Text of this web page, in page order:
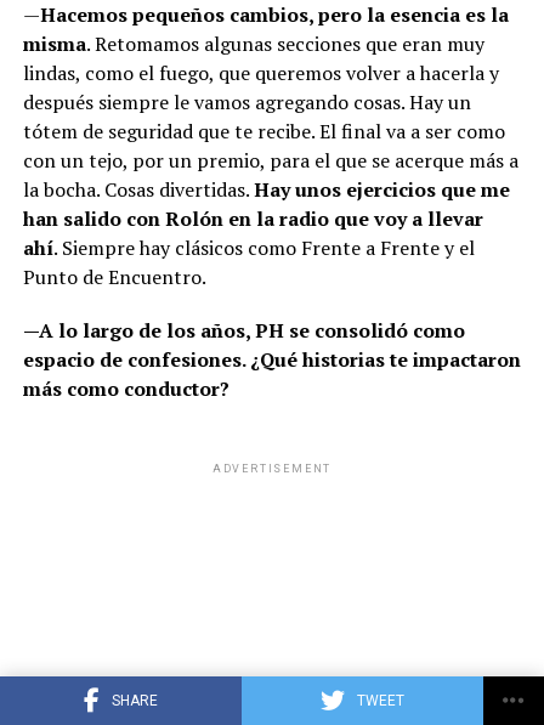
SHARE TWEET
—Hacemos pequeños cambios, pero la esencia es la
misma. Retomamos algunas secciones que eran muy
lindas, como el fuego, que queremos volver a hacerla y
después siempre le vamos agregando cosas. Hay un
tótem de seguridad que te recibe. El final va a ser como
con un tejo, por un premio, para el que se acerque más a
la bocha. Cosas divertidas.Hay unos ejercicios que me
han salido con Rolón en la radio que voy a llevar
ahí. Siempre hay clásicos como Frente a Frente y el
Punto de Encuentro.
—A lo largo de los años, PH se consolidó como
espacio de confesiones. ¿Qué historias te impactaron
más como conductor?
ADVERTISEMENT